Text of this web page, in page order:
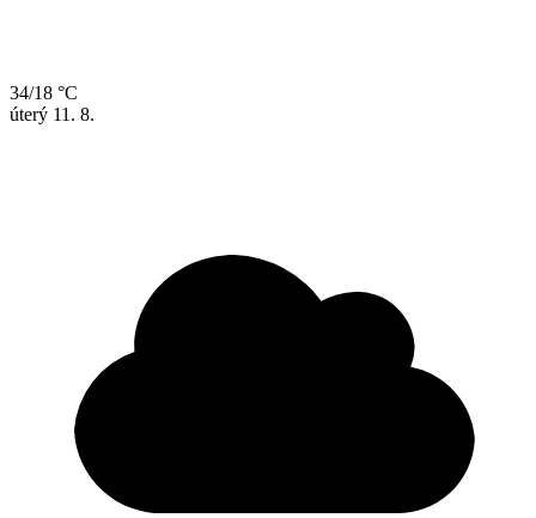
34/18 °C
úterý 11. 8.